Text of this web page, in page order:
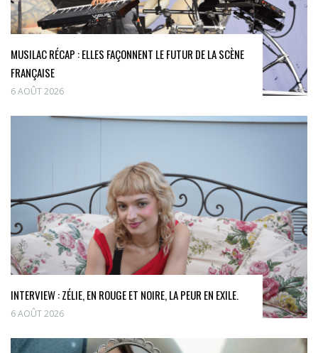
MUSILAC RÉCAP : ELLES FAÇONNENT LE FUTUR DE LA SCÈNE
FRANÇAISE
6 AOÛT 2026
INTERVIEW : ZÉLIE, EN ROUGE ET NOIRE, LA PEUR EN EXILE.
6 AOÛT 2026